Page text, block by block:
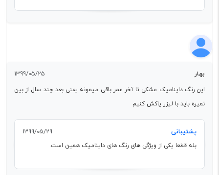
بهار 1399/05/25
این رنگ داینامیک مشکی تا آخر عمر باقی میمونه یعنی بعد چند سال از بین
نمیره باید با لیزر پاکش کنیم
پشتیبانی 1399/05/29
بله قطعا یکی از ویژگی های رنگ های داینامیک همین است.